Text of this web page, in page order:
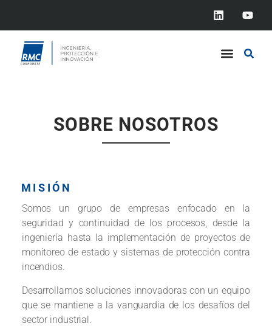
SOBRE NOSOTROS
MISIÓN
Somos un grupo de empresas enfocado en la
seguridad y continuidad de los procesos, desde la
ingeniería hasta la implementación de proyectos de
monitoreo de estado y sistemas de protección contra
incendios.
Desarrollamos soluciones innovadoras con un equipo
que se mantiene a la vanguardia de los desafíos del
sector industrial.